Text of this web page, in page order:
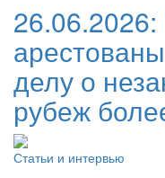
26.06.2026:
делу о
рубеж
Статьи и интервью